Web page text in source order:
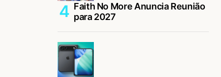
Faith No More Anuncia Reunião
para 2027